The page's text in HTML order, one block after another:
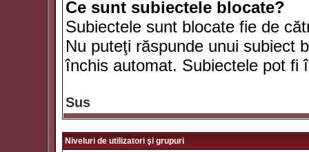
Ce sunt subiectele blocate?
Subiectele sunt blocate fie de
Nu puteţi răspunde unui subiect
închis automat. Subiectele pot fi
Sus
Niveluri de utilizatori şi grupuri